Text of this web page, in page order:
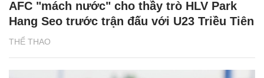
THỂ THAO
AFC "mách nước" cho thầy trò HLV Park
Hang Seo trước trận đấu với U23 Triều Tiên